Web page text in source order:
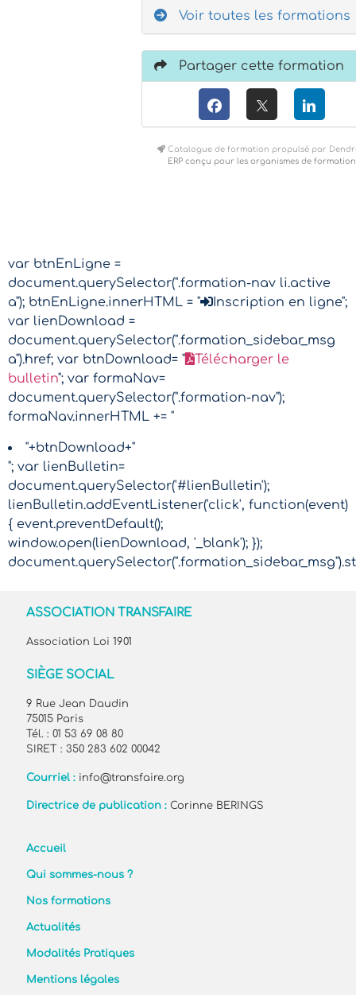
Voir toutes les formations
Partager cette formation
Catalogue de formation propulsé par
ERP conçu pour les organismes de formation
var btnEnLigne =
document.querySelector(".formation-nav li.active
a"); btnEnLigne.innerHTML = "
Inscription en ligne";
var lienDownload =
document.querySelector(".formation_sidebar_msg
a").href; var btnDownload= "
Télécharger le
bulletin"; var formaNav=
document.querySelector(".formation-nav");
formaNav.innerHTML += "
"+btnDownload+"
"; var lienBulletin=
document.querySelector('#lienBulletin');
lienBulletin.addEventListener('click', function(event)
{ event.preventDefault();
window.open(lienDownload, '_blank'); });
ASSOCIATION TRANSFAIRE
Association Loi 1901
SIÈGE SOCIAL
9 Rue Jean Daudin
75015 Paris
Tél. : 01 53 69 08 80
SIRET : 350 283 602 00042
Courriel : info@transfaire.org
Directrice de publication :Corinne BERINGS
Accueil
Qui sommes-nous ?
Nos formations
Actualités
Modalités Pratiques
Mentions légales